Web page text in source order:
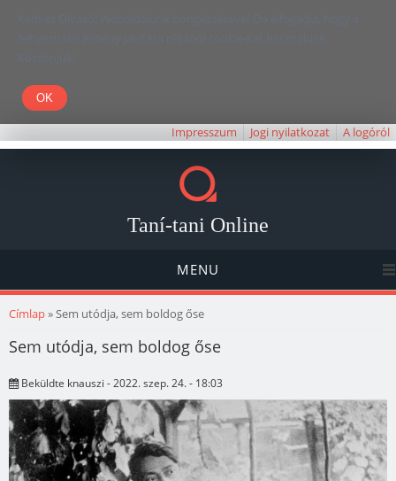
Kedves Olvasó! Weboldalunk böngészésével Ön elfogadja, hogy a
felhasználói élmény javítása céljából cookie-kat használunk.
Köszönjük!
Impresszum Jogi nyilatkozat A logóról
Taní-tani Online
MENU
Jelenlegi hely
Címlap» Sem utódja, sem boldog őse
Sem utódja, sem boldog őse
Beküldte knauszi - 2022. szep. 24. - 18:03